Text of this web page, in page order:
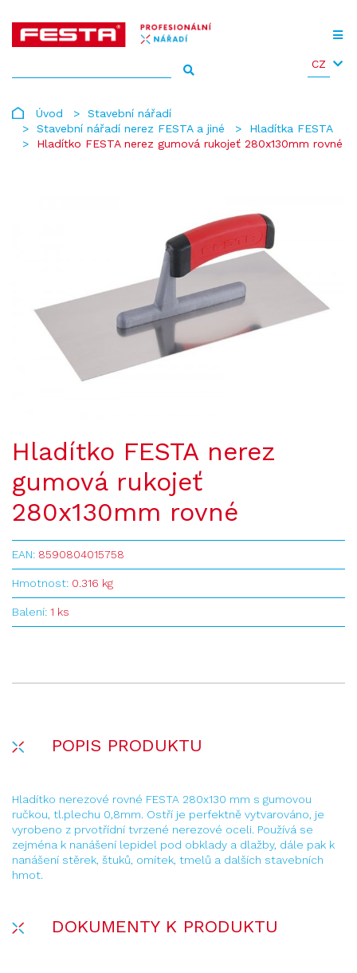
CZ
Úvod
Stavební nářadí
Stavební nářadí nerez FESTA a jiné
Hladítka FESTA
Hladítko FESTA nerez gumová rukojeť 280x130mm rovné
Hladítko FESTA nerez
gumová rukojeť
280x130mm rovné
EAN: 8590804015758
Hmotnost: 0.316 kg
Balení: 1 ks
POPIS PRODUKTU
Hladítko nerezové rovné FESTA 280x130 mm s gumovou
ručkou, tl.plechu 0,8mm. Ostří je perfektně vytvarováno, je
vyrobeno z prvotřídní tvrzené nerezové oceli. Používá se
zejména k nanášení lepidel pod obklady a dlažby, dále pak k
nanášení stěrek, štuků, omítek, tmelů a dalších stavebních
hmot.
DOKUMENTY K PRODUKTU